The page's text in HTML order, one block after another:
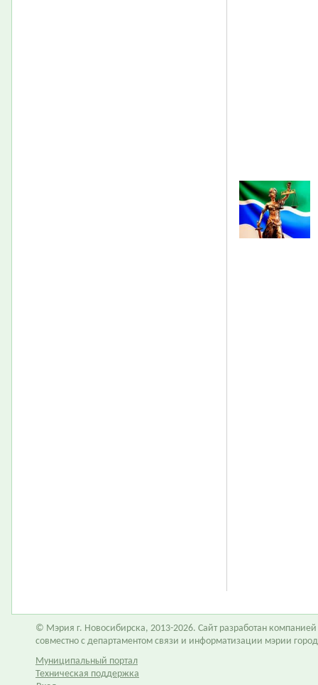
© Мэрия г. Новосибирска, 2013-2026. Сайт разработан компанией
совместно с департаментом связи и информатизации мэрии
Муниципальный портал
Техническая поддержка